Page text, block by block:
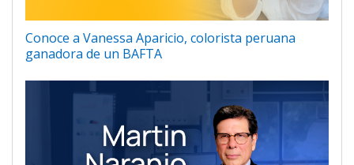
Conoce a Vanessa Aparicio, colorista peruana
ganadora de un BAFTA